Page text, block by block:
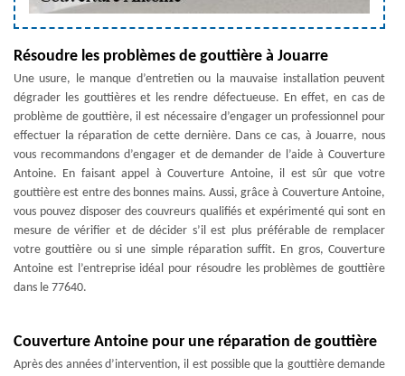
Résoudre les problèmes de gouttière à Jouarre
Une usure, le manque d’entretien ou la mauvaise installation peuvent
dégrader les gouttières et les rendre défectueuse. En effet, en cas de
problème de gouttière, il est nécessaire d’engager un professionnel pour
effectuer la réparation de cette dernière. Dans ce cas, à Jouarre, nous
vous recommandons d’engager et de demander de l’aide à Couverture
Antoine. En faisant appel à Couverture Antoine, il est sûr que votre
gouttière est entre des bonnes mains. Aussi, grâce à Couverture Antoine,
vous pouvez disposer des couvreurs qualifiés et expérimenté qui sont en
mesure de vérifier et de décider s’il est plus préférable de remplacer
votre gouttière ou si une simple réparation suffit. En gros, Couverture
Antoine est l’entreprise idéal pour résoudre les problèmes de gouttière
dans le 77640.
Couverture Antoine pour une réparation de gouttière
Après des années d’intervention, il est possible que la gouttière demande